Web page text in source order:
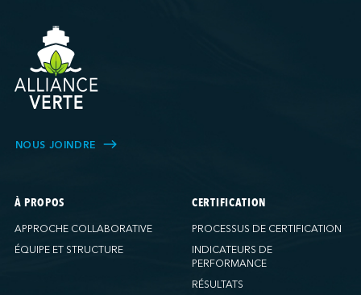
NOUS JOINDRE
À PROPOS
APPROCHE COLLABORATIVE
ÉQUIPE ET STRUCTURE
CERTIFICATION
PROCESSUS DE CERTIFICATION
INDICATEURS DE
PERFORMANCE
RÉSULTATS